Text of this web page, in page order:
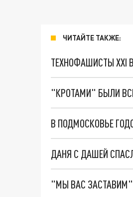
ЧИТАЙТЕ ТАКЖЕ:
ТЕХНОФАШИСТЫ XXI
"КРОТАМИ" БЫЛИ
В ПОДМОСКОВЬЕ
ДАНЯ С ДАШЕЙ